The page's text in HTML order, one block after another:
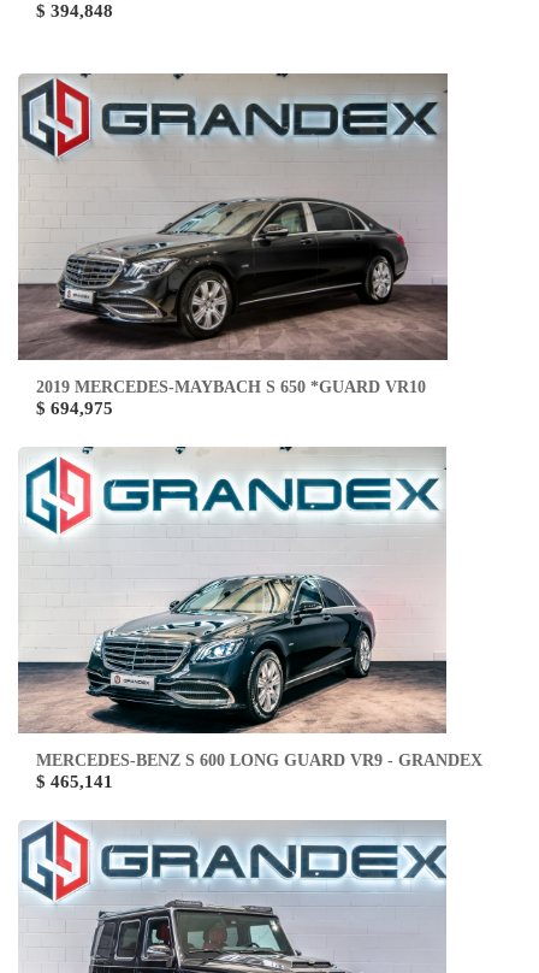
$ 394,848
2019 MERCEDES-MAYBACH S 650 *GUARD VR10
$ 694,975
MERCEDES-BENZ S 600 LONG GUARD VR9 - GRANDEX
$ 465,141